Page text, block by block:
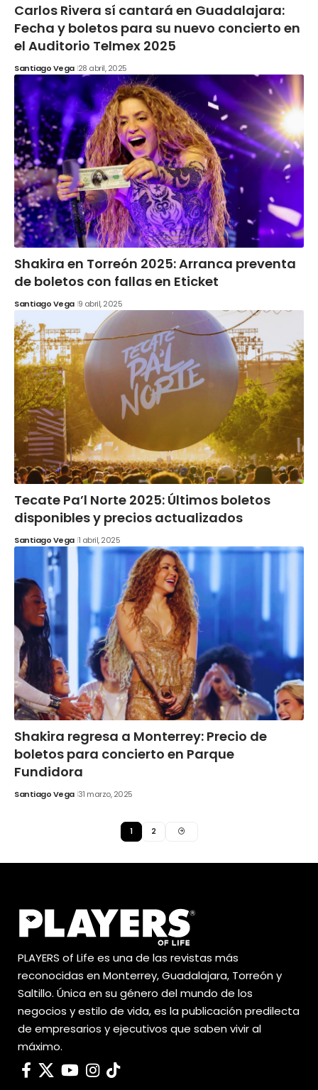
Carlos Rivera sí cantará en Guadalajara:
Fecha y boletos para su nuevo concierto en
el Auditorio Telmex 2025
Santiago Vega 28 abril, 2025
Shakira en Torreón 2025: Arranca preventa
de boletos con fallas en Eticket
Santiago Vega 9 abril, 2025
Tecate Pa’l Norte 2025: Últimos boletos
disponibles y precios actualizados
Santiago Vega 1 abril, 2025
Shakira regresa a Monterrey: Precio de
boletos para concierto en Parque
Fundidora
Santiago Vega 31 marzo, 2025
1 2
PLAYERS of Life es una de las revistas más
reconocidas en Monterrey, Guadalajara, Torreón y
Saltillo. Única en su género del mundo de los
negocios y estilo de vida, es la publicación predilecta
de empresarios y ejecutivos que saben vivir al
máximo.